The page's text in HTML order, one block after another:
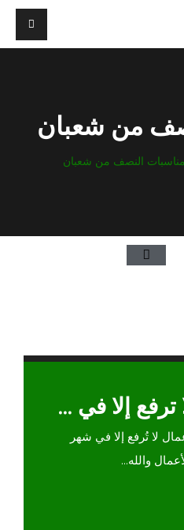
من شعبان
مناسبات النصف من شعبان
هل الاعمال لا ترفع إلا في شهر شعبان وما معنى رفع الأعمال والله يراها وقت حدوثها ‏بل ويعلمها قبل أن تقع؟
لا تُرفع إلا في شهر
والله...